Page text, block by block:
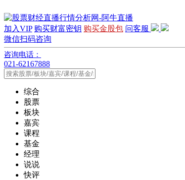
加入VIP 购买财富密钥 购买金股包 问客服
微信扫码咨询
咨询电话：
021-62167888
综合
股票
板块
嘉宾
课程
基金
经理
说说
快评